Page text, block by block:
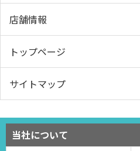
店舗情報
トップページ
サイトマップ
当社について